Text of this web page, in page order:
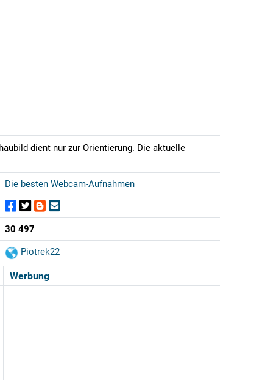
dient nur zur Orientierung. Die aktuelle
Die besten Webcam-Aufnahmen
30 497
Piotrek22
Werbung